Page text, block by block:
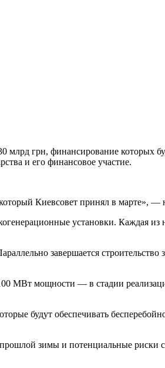
млрд грн, финансирование которых
и его финансовое участие.
Киевсовет принял в марте», —
установки. Каждая
завершается
МВт мощности — в стадии
будут обеспечивать
зимы и потенциальные